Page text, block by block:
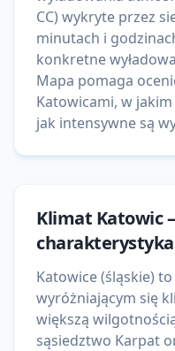
CC) wykryte przez
minutach i
konkretne
Mapa pomaga
Katowicami, w
jak intensywne są
Klimat Katowic
charakterystyka
Katowice (śląskie)
wyróżniającym się
większą
sąsiedztwo Karpat